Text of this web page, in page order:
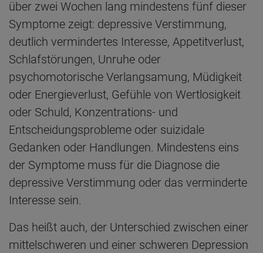
über zwei Wochen lang mindestens fünf dieser
Symptome zeigt: depressive Verstimmung,
deutlich vermindertes Interesse, Appetitverlust,
Schlafstörungen, Unruhe oder
psychomotorische Verlangsamung, Müdigkeit
oder Energieverlust, Gefühle von Wertlosigkeit
oder Schuld, Konzentrations- und
Entscheidungsprobleme oder suizidale
Gedanken oder Handlungen. Mindestens eins
der Symptome muss für die Diagnose die
depressive Verstimmung oder das verminderte
Interesse sein.
Das heißt auch, der Unterschied zwischen einer
mittelschweren und einer schweren Depression